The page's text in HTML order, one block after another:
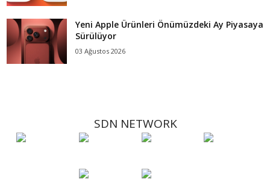
Yeni Apple Ürünleri Önümüzdeki Ay Piyasaya
Sürülüyor
03 Ağustos 2026
SDN NETWORK